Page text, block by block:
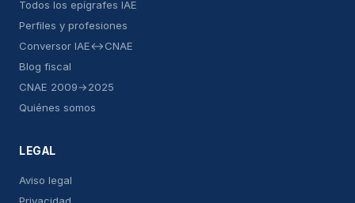
Todos los epígrafes IAE
Perfiles y profesiones
Conversor IAE↔CNAE
Blog fiscal
CNAE 2009→2025
Quiénes somos
LEGAL
Aviso legal
Privacidad